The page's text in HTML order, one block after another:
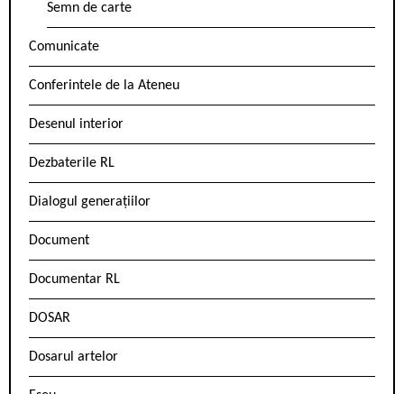
Semn de carte
Comunicate
Conferintele de la Ateneu
Desenul interior
Dezbaterile RL
Dialogul generațiilor
Document
Documentar RL
DOSAR
Dosarul artelor